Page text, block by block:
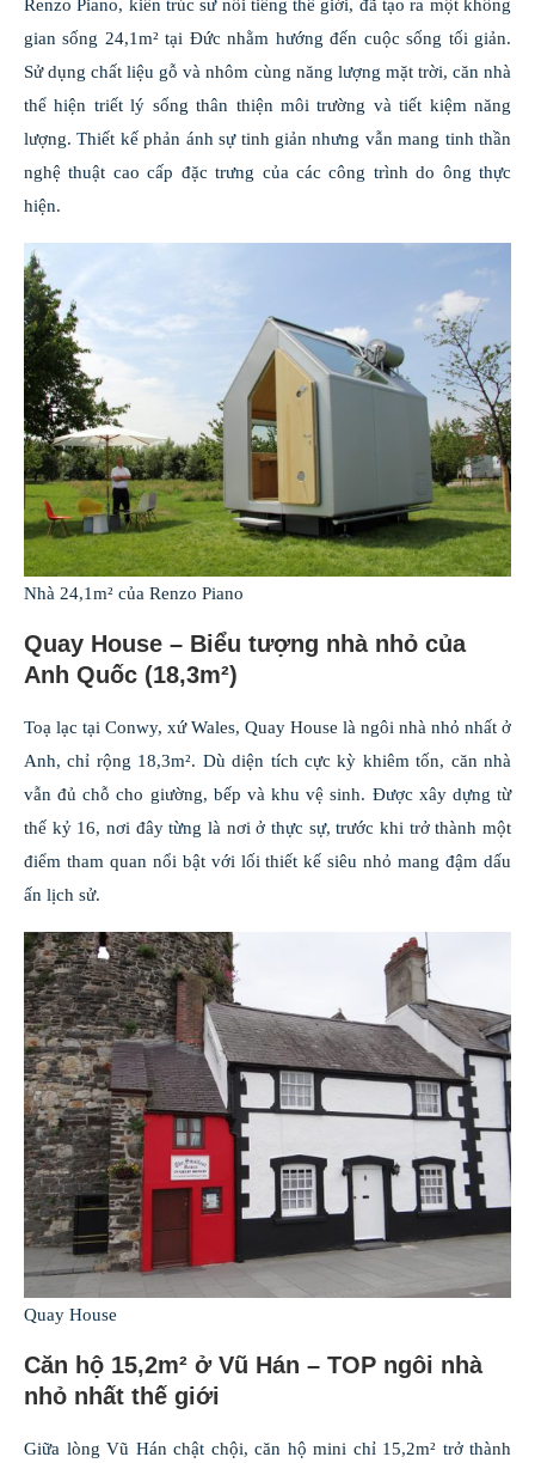
Renzo Piano, kiến trúc sư nổi tiếng thế giới, đã tạo ra một không
gian sống 24,1m² tại Đức nhằm hướng đến cuộc sống tối giản.
Sử dụng chất liệu gỗ và nhôm cùng năng lượng mặt trời, căn nhà
thể hiện triết lý sống thân thiện môi trường và tiết kiệm năng
lượng. Thiết kế phản ánh sự tinh giản nhưng vẫn mang tinh thần
nghệ thuật cao cấp đặc trưng của các công trình do ông thực
hiện.
Nhà 24,1m² của Renzo Piano
Quay House – Biểu tượng nhà nhỏ của
Anh Quốc (18,3m²)
Toạ lạc tại Conwy, xứ Wales, Quay House là ngôi nhà nhỏ nhất ở
Anh, chỉ rộng 18,3m². Dù diện tích cực kỳ khiêm tốn, căn nhà
vẫn đủ chỗ cho giường, bếp và khu vệ sinh. Được xây dựng từ
thế kỷ 16, nơi đây từng là nơi ở thực sự, trước khi trở thành một
điểm tham quan nổi bật với lối thiết kế siêu nhỏ mang đậm dấu
ấn lịch sử.
Quay House
Căn hộ 15,2m² ở Vũ Hán – TOP ngôi nhà
nhỏ nhất thế giới
Giữa lòng Vũ Hán chật chội, căn hộ mini chỉ 15,2m² trở thành